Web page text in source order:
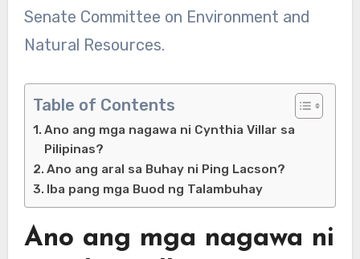
Senate Committee on Environment and
Natural Resources.
Table of Contents
Ano ang mga nagawa ni Cynthia Villar sa
Pilipinas?
Ano ang aral sa Buhay ni Ping Lacson?
Iba pang mga Buod ng Talambuhay
Ano ang mga nagawa ni